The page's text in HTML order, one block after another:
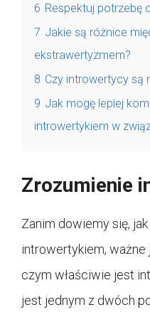
6 Respektuj potrzebę
7 Jakie są różnice
ekstrawertyzmem?
8 Czy introwertycy są
9 Jak mogę lepiej
introwertykiem w
Zrozumienie
Zanim dowiemy się,
introwertykiem,
czym właściwie jest
jest jednym z dwóch